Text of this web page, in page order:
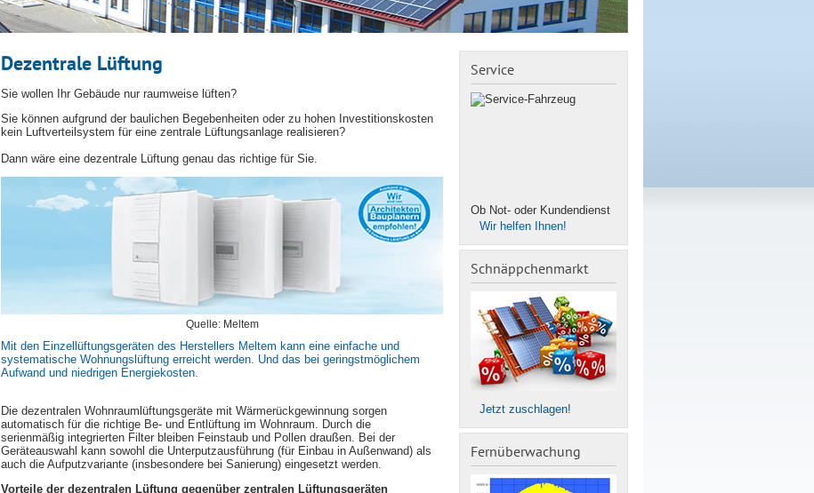
Dezentrale Lüftung
Sie wollen Ihr Gebäude nur raumweise lüften?
Sie können aufgrund der baulichen Begebenheiten oder zu hohen Investitionskosten
kein Luftverteilsystem für eine zentrale Lüftungsanlage realisieren?
Dann wäre eine dezentrale Lüftung genau das richtige für Sie.
Quelle: Meltem
Mit den Einzellüftungsgeräten des Herstellers Meltem kann eine einfache und
systematische Wohnungslüftung erreicht werden. Und das bei geringstmöglichem
Aufwand und niedrigen Energiekosten.
Die dezentralen Wohnraumlüftungsgeräte mit Wärmerückgewinnung sorgen
automatisch für die richtige Be- und Entlüftung im Wohnraum. Durch die
serienmäßig integrierten Filter bleiben Feinstaub und Pollen draußen. Bei der
Geräteauswahl kann sowohl die Unterputzausführung (für Einbau in Außenwand) als
auch die Aufputzvariante (insbesondere bei Sanierung) eingesetzt werden.
Vorteile der dezentralen Lüftung gegenüber zentralen Lüftungsgeräten
Service
Ob Not- oder Kundendienst
Wir helfen Ihnen!
Schnäppchenmarkt
Jetzt zuschlagen!
Fernüberwachung